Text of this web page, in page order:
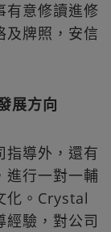
有意修讀進修
及牌照，安信
展方向
指導外，還有
進行一對一輔
化。Crystal
經驗，對公司